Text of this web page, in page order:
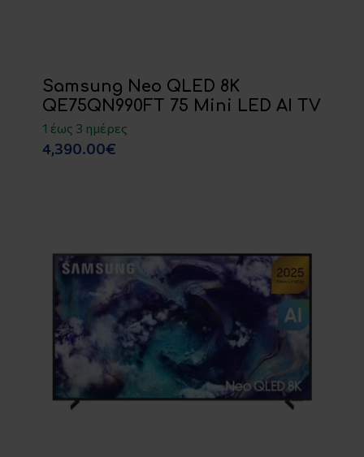
Samsung Neo QLED 8K
QE75QN990FT 75 Mini LED AI TV
1 έως 3 ημέρες
4,390.00€